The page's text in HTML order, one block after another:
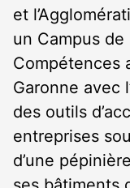
et
un Campus de
Compétences
Garonne avec
des outils
entreprises
d’une